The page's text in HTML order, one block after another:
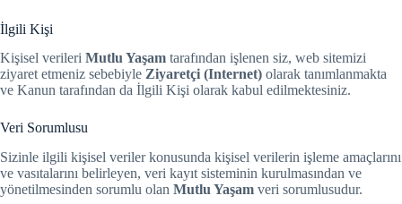
İlgili Kişi
Kişisel verileri Mutlu Yaşam tarafından işlenen siz, web sitemizi
ziyaret etmeniz sebebiyle Ziyaretçi (Internet) olarak tanımlanmakta
ve Kanun tarafından da İlgili Kişi olarak kabul edilmektesiniz.
Veri Sorumlusu
Sizinle ilgili kişisel veriler konusunda kişisel verilerin işleme amaçlarını
ve vasıtalarını belirleyen, veri kayıt sisteminin kurulmasından ve
yönetilmesinden sorumlu olan Mutlu Yaşam veri sorumlusudur.